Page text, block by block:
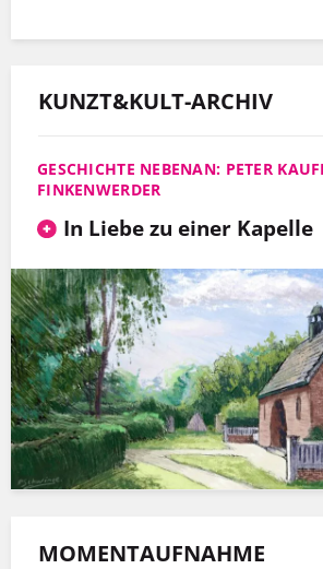
KUNZT&KULT-ARCHIV
GESCHICHTE NEBENAN: PETER
FINKENWERDER
In Liebe zu einer Kapelle
MOMENTAUFNAHME